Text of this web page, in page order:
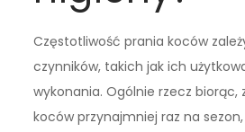
Częstotliwość prania koców
czynników, takich jak ich
wykonania. Ogólnie rzecz biorąc,
koców przynajmniej raz na